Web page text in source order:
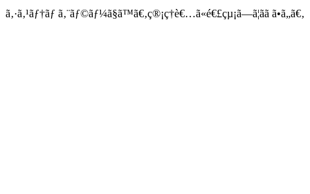
ã‚·ã‚¹ãƒ†ãƒ ã‚¨ãƒ©ãƒ¼ã§ã™ã€‚ç®¡ç†è€…ã«é€£çµ¡ã—ã¦ãã ã•ã„ã€‚